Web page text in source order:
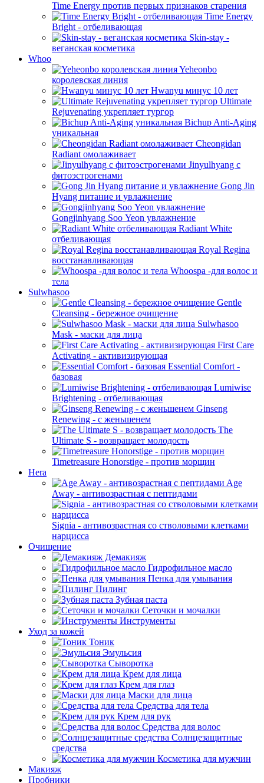
Time Energy против первых признаков старения
Time Energy
Bright - отбеливающая
Skin-stay -
веганская косметика
Whoo
Yeheonbo
королевская линия
Hwanyu минус 10 лет
Ultimate
Rejuvenating укрепляет тургор
Bichup Anti-Aging
уникальная
Cheongidan
Radiant омолаживает
Jinyulhyang с
фитоэстрогенами
Gong Jin
Hyang питание и увлажнение
Gongjinhyang Soo Yeon увлажнение
Radiant White
отбеливающая
Royal Regina
восстанавливающая
Whoospa -для волос и
тела
Sulwhasoo
Gentle
Cleansing - бережное очищение
Sulwhasoo
Mask - маски для лица
First Care
Activating - активизирующая
Essential Comfort -
базовая
Lumiwise
Brightening - отбеливающая
Ginseng
Renewing - с женьшенем
The
Ultimate S - возвращает молодость
Timetreasure Honorstige - против морщин
Hera
Age
Away - антивозрастная с пептидами
Signia - антивозрастная со стволовыми клетками
нарцисса
Очищение
Демакияж
Гидрофильное масло
Пенка для умывания
Пилинг
Зубная паста
Сеточки и мочалки
Инструменты
Уход за кожей
Тоник
Эмульсия
Сыворотка
Крем для лица
Крем для глаз
Маски для лица
Средства для тела
Крем для рук
Средства для волос
Солнцезащитные
средства
Косметика для мужчин
Макияж
Пробники